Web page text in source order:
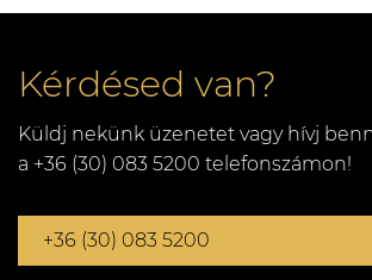
Kérdésed van?
Küldj nekünk üzenetet vagy hívj
a +36 (30) 083 5200 telefonszámon!
+36 (30) 083 5200